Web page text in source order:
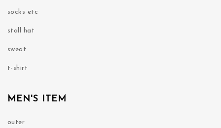
socks etc
stall hat
sweat
t-shirt
MEN'S ITEM
outer